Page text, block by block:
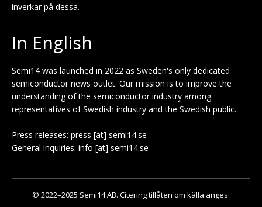
inverkar på dessa.
In English
Semi14 was launched in 2022 as Sweden's only dedicated
semiconductor news outlet. Our mission is to improve the
understanding of the semiconductor industry among
representatives of Swedish industry and the Swedish public.
Press releases: press [at] semi14.se
General inquiries: info [at] semi14.se
© 2022–2025 Semi14 AB. Citering tillåten om källa anges.